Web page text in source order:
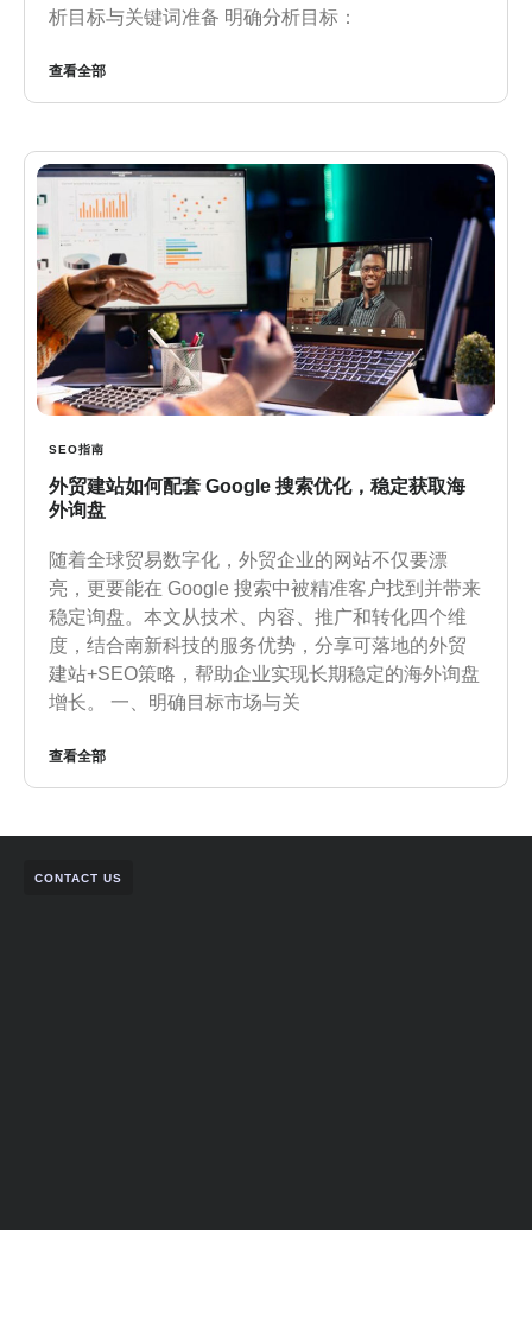
析目标与关键词准备 明确分析目标：
查看全部
SEO指南
外贸建站如何配套 Google 搜索优化，稳定获取海
外询盘
随着全球贸易数字化，外贸企业的网站不仅要漂
亮，更要能在 Google 搜索中被精准客户找到并带来
稳定询盘。本文从技术、内容、推广和转化四个维
度，结合南新科技的服务优势，分享可落地的外贸
建站+SEO策略，帮助企业实现长期稳定的海外询盘
增长。 一、明确目标市场与关
查看全部
CONTACT US